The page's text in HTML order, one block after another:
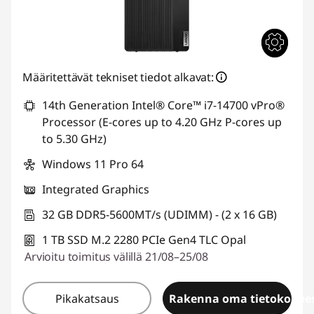
Määritettävät tekniset tiedot alkavat:
14th Generation Intel® Core™ i7-14700 vPro®
Processor (E-cores up to 4.20 GHz P-cores up
to 5.30 GHz)
Windows 11 Pro 64
Integrated Graphics
32 GB DDR5-5600MT/s (UDIMM) - (2 x 16 GB)
1 TB SSD M.2 2280 PCIe Gen4 TLC Opal
Arvioitu toimitus välillä 21/08–25/08
Pikakatsaus Rakenna oma